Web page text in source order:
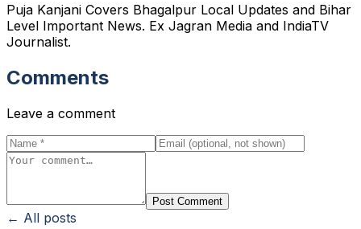
Puja Kanjani Covers Bhagalpur Local Updates and Bihar
Level Important News. Ex Jagran Media and IndiaTV
Journalist.
Comments
Leave a comment
Post Comment
← All posts